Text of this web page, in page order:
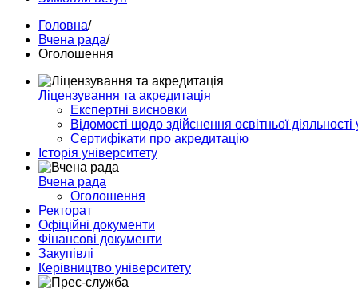
Головна/
Вчена рада/
Оголошення
Ліцензування та акредитація
Експертні висновки
Відомості щодо здійснення освітньої
Сертифікати про акредитацію
Історія університету
Вчена рада
Оголошення
Ректорат
Офіційні документи
Фінансові документи
Закупівлі
Керівництво університету